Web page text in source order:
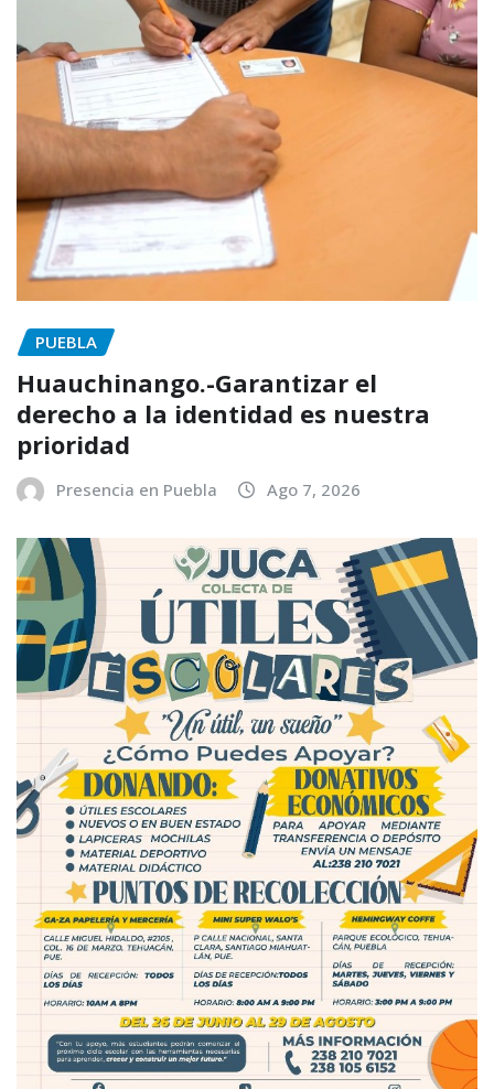
PUEBLA
Huauchinango.-Garantizar el
derecho a la identidad es nuestra
prioridad
Presencia en Puebla Ago 7, 2026